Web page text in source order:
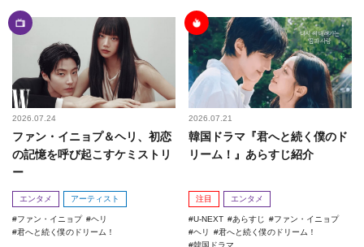
2026.07.24
ファン・イニョプ＆ヘリ、初恋
の記憶を呼び起こすケミストリ
ー
エンタメ アーティスト
ファン・イニョプ
ヘリ
君へと続く僕のドリーム！
2026.07.21
韓国ドラマ『君へと続く僕のド
リーム！』あらすじ紹介
注目 エンタメ
U-NEXT あらすじ
ファン・イニョプ
ヘリ
君へと続く僕のドリーム！
韓国ドラマ